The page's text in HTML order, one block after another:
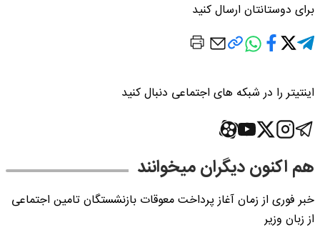
برای دوستانتان ارسال کنید
اینتیتر را در شبکه های اجتماعی دنبال کنید
هم اکنون دیگران میخوانند
خبر فوری از زمان آغاز پرداخت معوقات بازنشستگان تامین اجتماعی
از زبان وزیر